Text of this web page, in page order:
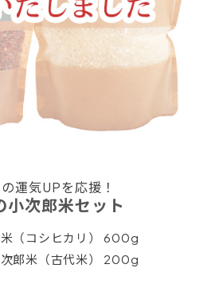
運気UPを応援！
小次郎米セット
米（コシヒカリ） 600g
次郎米（古代米） 200g